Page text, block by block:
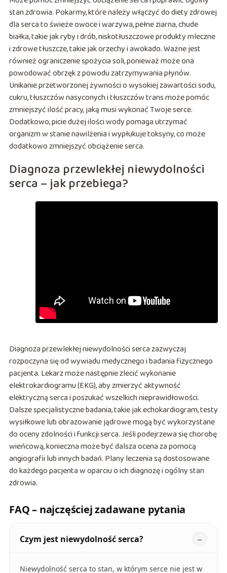
stan zdrowia. Pokarmy, które należy włączyć do diety zdrowej
dla serca to świeże owoce i warzywa, pełne ziarna, chude
białka, takie jak ryby i drób, niskotłuszczowe produkty mleczne
i zdrowe tłuszcze, takie jak orzechy i awokado. Ważne jest
również ograniczenie spożycia soli, ponieważ może ona
powodować obrzęk z powodu zatrzymywania płynów.
Unikanie przetworzonej żywności o wysokiej zawartości sodu,
cukru, tłuszczów nasyconych i tłuszczów trans może pomóc
zmniejszyć ilość pracy, jaką musi wykonać Twoje serce.
Dodatkowo, picie dużej ilości wody pomaga utrzymać
organizm w stanie nawilżenia i wypłukuje toksyny, co może
dodatkowo zmniejszyć obciążenie serca.
Diagnoza przewlekłej niewydolności
serca – jak przebiega?
Diagnoza przewlekłej niewydolności serca zazwyczaj
rozpoczyna się od wywiadu medycznego i badania fizycznego
pacjenta. Lekarz może następnie zlecić wykonanie
elektrokardiogramu (EKG), aby zmierzyć aktywność
elektryczną serca i poszukać wszelkich nieprawidłowości.
Dalsze specjalistyczne badania, takie jak echokardiogram, testy
wysiłkowe lub obrazowanie jądrowe mogą być wykorzystane
do oceny zdolności i funkcji serca. Jeśli podejrzewa się chorobę
wieńcową, konieczna może być dalsza ocena za pomocą
angiografii lub innych badań. Plany leczenia są dostosowane
do każdego pacjenta w oparciu o ich diagnozę i ogólny stan
zdrowia.
FAQ – najczęściej zadawane pytania
Czym jest niewydolność serca?
Niewydolność serca to stan, w którym serce nie jest w